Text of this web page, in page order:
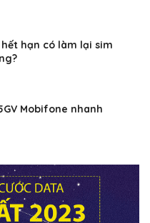
hạn có làm lại sim
Mobifone nhanh